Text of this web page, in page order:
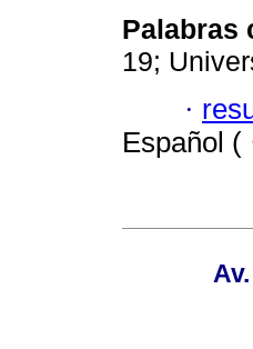
Palabras
19;
·
Español (